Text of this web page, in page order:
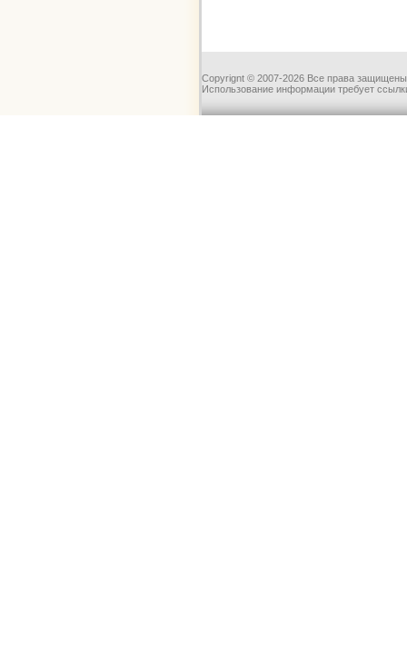
Copyrignt © 2007-2026 Все права
Использование информации требует